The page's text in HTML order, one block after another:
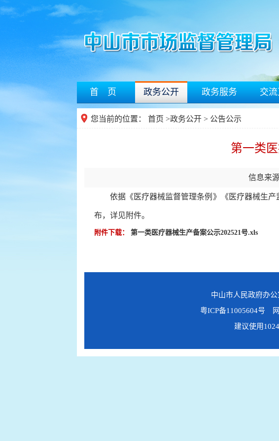
首 页 政务公开 政务服务 交
您当前的位置： 首页 >政务公开 > 公告公示
第一类
信息来
依据《医疗器械监督管理条例》《医疗器械生产
布，详见附件。
附件下载： 第一类医疗器械生产备案公示202521号.xls
中山市人民政府办
粤ICP备11005604号
建议使用